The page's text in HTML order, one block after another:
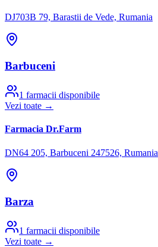
DJ703B 79, Barastii de Vede, Rumania
Barbuceni
1 farmacii disponibile
Vezi toate →
Farmacia Dr.Farm
DN64 205, Barbuceni 247526, Rumania
Barza
1 farmacii disponibile
Vezi toate →